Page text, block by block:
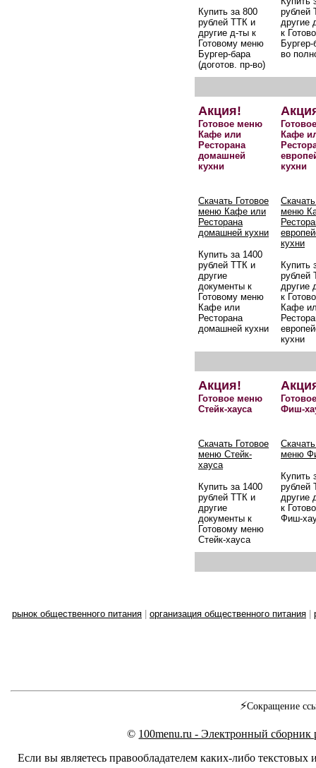
Купить за 800
рублей ТТК и
другие д-ты к
Готовому меню
Бургер-бара
(доготов. пр-во)
рублей
другие
к
во
Акция!
Готовое меню
Кафе или
Ресторана
домашней
кухни
Кафе
кухни
Скачать Готовое
меню Кафе или
Ресторана
домашней кухни
Купить за 1400
рублей ТТК и
другие
документы к
Готовому меню
Кафе или
Ресторана
домашней кухни
меню
кухни
Купить
рублей
другие
к
Кафе
кухни
Акция!
Готовое меню
Стейк-хауса
Фиш-
Скачать Готовое
меню Стейк-
хауса
Купить за 1400
рублей ТТК и
другие
документы к
Готовому меню
Стейк-хауса
меню
Купить
рублей
другие
к
Фиш-
рынок общественного питания организация общественного питания
⚡Сокращение
© 100menu.ru - Электронный сборник
Если вы являетесь правообладателем каких-либо